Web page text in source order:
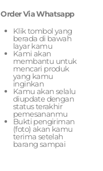
Order Via Whatsapp
Klik tombol yang
berada di bawah
layar kamu
Kami akan
membantu untuk
mencari produk
yang kamu
inginkan
Kamu akan selalu
diupdate dengan
status terakhir
pemesananmu
Bukti pengiriman
(foto) akan kamu
terima setelah
barang sampai